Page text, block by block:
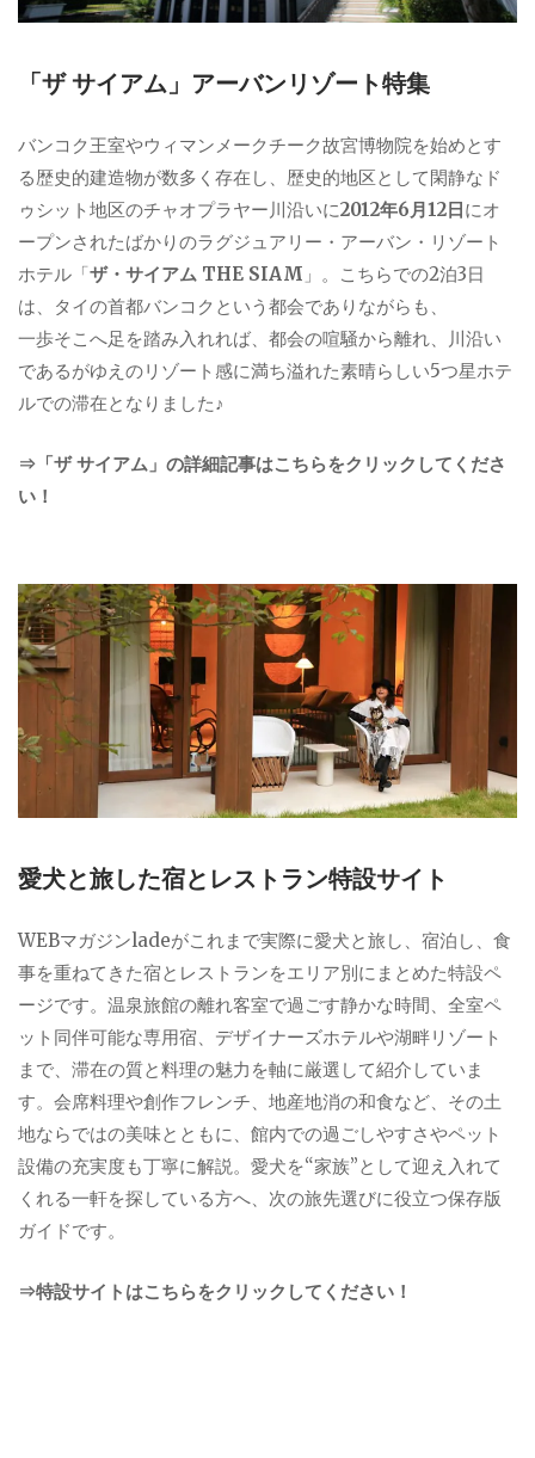
「ザ サイアム」アーバンリゾート特集
バンコク王室やウィマンメークチーク故宮博物院を始めとす
る歴史的建造物が数多く存在し、歴史的地区として閑静なド
ゥシット地区のチャオプラヤー川沿いに2012年6月12日にオ
ープンされたばかりのラグジュアリー・アーバン・リゾート
ホテル「ザ・サイアム THE SIAM 」。こちらでの2泊3日
は、タイの首都バンコクという都会でありながらも、
一歩そこへ足を踏み入れれば、都会の喧騒から離れ、川沿い
であるがゆえのリゾート感に満ち溢れた素晴らしい5つ星ホテ
ルでの滞在となりました♪
⇒「ザ サイアム」の詳細記事はこちらをクリックしてくださ
い！
愛犬と旅した宿とレストラン特設サイト
WEBマガジンladeがこれまで実際に愛犬と旅し、宿泊し、食
事を重ねてきた宿とレストランをエリア別にまとめた特設ペ
ージです。温泉旅館の離れ客室で過ごす静かな時間、全室ペ
ット同伴可能な専用宿、デザイナーズホテルや湖畔リゾート
まで、滞在の質と料理の魅力を軸に厳選して紹介していま
す。会席料理や創作フレンチ、地産地消の和食など、その土
地ならではの美味とともに、館内での過ごしやすさやペット
設備の充実度も丁寧に解説。愛犬を“家族”として迎え入れて
くれる一軒を探している方へ、次の旅先選びに役立つ保存版
ガイドです。
⇒特設サイトはこちらをクリックしてください！